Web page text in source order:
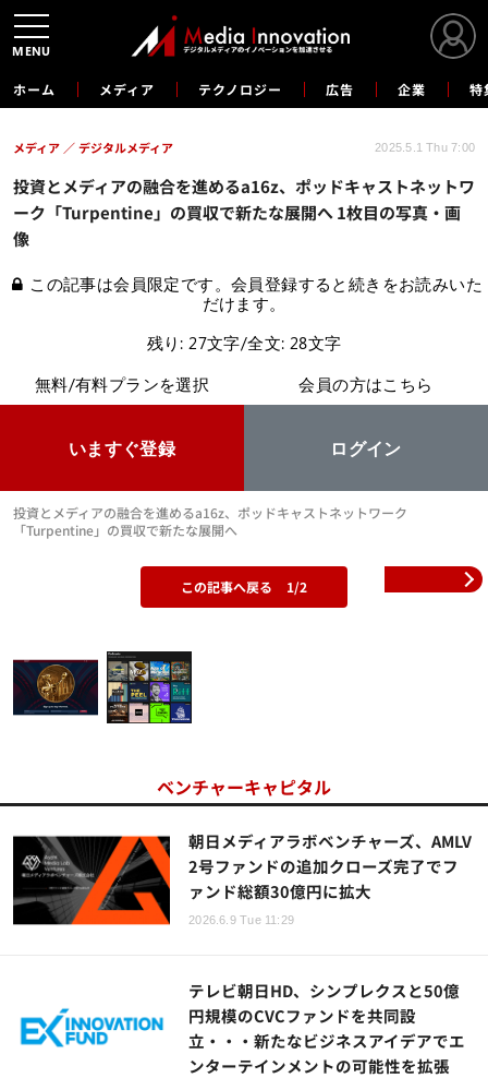
ホーム メディア テクノロジー 広告 企業 特
投資とメディアの融合を進めるa16z、ポッドキャストネットワ
ーク「Turpentine」の買収で新たな展開へ 1枚目の写真・画
像
メディア デジタルメディア 2025.5.1 Thu 7:00
この記事は会員限定です。会員登録すると続きをお読みいた
だけます。
残り: 27文字/全文: 28文字
無料/有料プランを選択
いますぐ登録
会員の方はこちら
ログイン
投資とメディアの融合を進めるa16z、ポッドキャストネットワーク
「Turpentine」の買収で新たな展開へ
この記事へ戻る 1/2
ベンチャーキャピタル
朝日メディアラボベンチャーズ、AMLV
2号ファンドの追加クローズ完了でフ
ァンド総額30億円に拡大
2026.6.9 Tue 11:29
テレビ朝日HD、シンプレクスと50億
円規模のCVCファンドを共同設
立・・・新たなビジネスアイデアでエ
ンターテインメントの可能性を拡張
MENU